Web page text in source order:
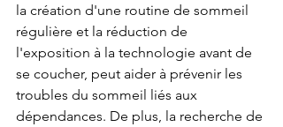
la création d'une routine de sommeil
régulière et la réduction de
l'exposition à la technologie avant de
se coucher, peut aider à prévenir les
troubles du sommeil liés aux
dépendances. De plus, la recherche de